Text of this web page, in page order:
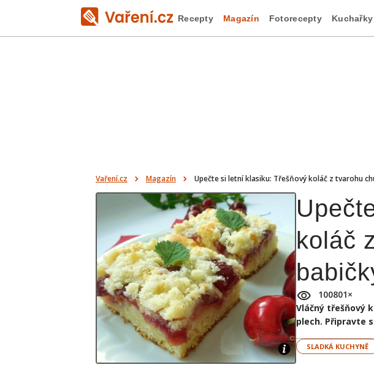
Recepty Magazín Fotorecepty Kuchařky
Vaření.cz Magazín Upečte si letní klasiku: Třešňový koláč z tvarohu
koláč
100801×
Vláčný třešňový
plech. Připravte
SLADKÁ KUCHYNĚ